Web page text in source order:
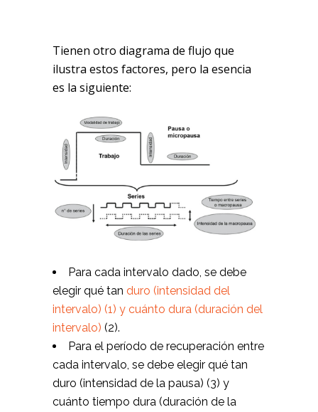
Tienen otro diagrama de flujo que
ilustra estos factores, pero la esencia
es la siguiente:
Para cada intervalo dado, se debe
elegir qué tan duro (intensidad del
intervalo) (1) y cuánto dura (duración del
intervalo) (2).
Para el período de recuperación entre
cada intervalo, se debe elegir qué tan
duro (intensidad de la pausa) (3) y
cuánto tiempo dura (duración de la